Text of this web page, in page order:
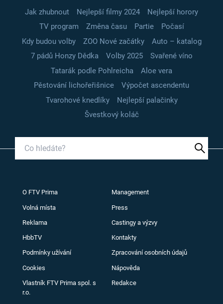
Jak zhubnout Nejlepší filmy 2024
Nejlepší horory
TV program
Změna času Partie
Počasí
Kdy budou volby
ZOO Nové začátky
Auto – katalog
7 pádů Honzy Dědka
Volby 2025
Svařené víno
Tatarák podle Pohlreicha
Aloe vera
Pěstování lichořeřišnice
Výpočet ascendentu
Tvarohové knedlíky
Nejlepší palačinky
Švestkový koláč
O FTV Prima Management
Volná místa Press
Reklama Castingy a výzvy
HbbTV Kontakty
Podmínky užívání Zpracování osobních údajů
Cookies Nápověda
Vlastník FTV Prima spol. s
r.o.
Redakce